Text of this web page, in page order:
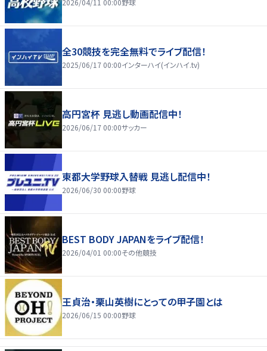
2026/04/11 00:00野球
全30競技を完全無料でライブ配信！
2025/06/17 00:00インターハイ(インハイ.tv)
高円宮杯 見逃し動画配信中！
2026/06/17 00:00サッカー
東都大学野球入替戦 見逃し配信中！
2026/06/30 00:00野球
BEST BODY JAPANをライブ配信！
2026/04/01 00:00その他競技
王貞治・栗山英樹にとっての甲子園とは
2026/06/15 00:00野球